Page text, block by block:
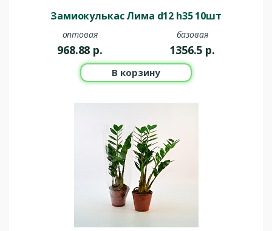
Замиокулькас Лима d12 h35 10шт
оптовая
968.88 р.
базовая
1356.5 р.
В корзину